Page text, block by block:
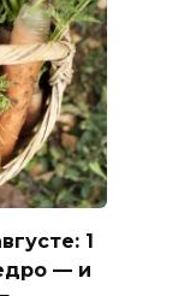
1
— и